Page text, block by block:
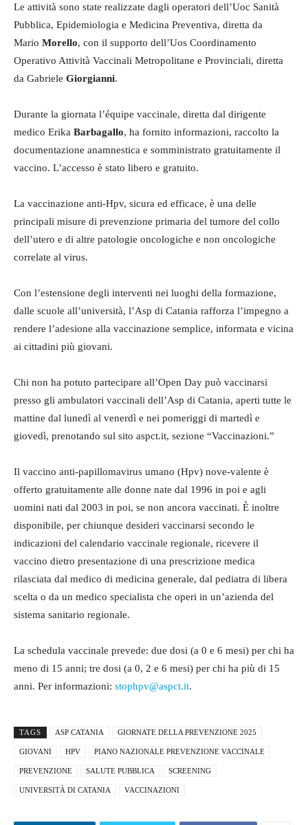
Le attività sono state realizzate dagli operatori dell’Uoc Sanità
Pubblica, Epidemiologia e Medicina Preventiva, diretta da
Mario Morello, con il supporto dell’Uos Coordinamento
Operativo Attività Vaccinali Metropolitane e Provinciali, diretta
da Gabriele Giorgianni.
Durante la giornata l’équipe vaccinale, diretta dal dirigente
medico Erika Barbagallo, ha fornito informazioni, raccolto la
documentazione anamnestica e somministrato gratuitamente il
vaccino. L’accesso è stato libero e gratuito.
La vaccinazione anti-Hpv, sicura ed efficace, è una delle
principali misure di prevenzione primaria del tumore del collo
dell’utero e di altre patologie oncologiche e non oncologiche
correlate al virus.
Con l’estensione degli interventi nei luoghi della formazione,
dalle scuole all’università, l’Asp di Catania rafforza l’impegno a
rendere l’adesione alla vaccinazione semplice, informata e vicina
ai cittadini più giovani.
Chi non ha potuto partecipare all’Open Day può vaccinarsi
presso gli ambulatori vaccinali dell’Asp di Catania, aperti tutte le
mattine dal lunedì al venerdì e nei pomeriggi di martedì e
giovedì, prenotando sul sito aspct.it, sezione “Vaccinazioni.”
Il vaccino anti-papillomavirus umano (Hpv) nove-valente è
offerto gratuitamente alle donne nate dal 1996 in poi e agli
uomini nati dal 2003 in poi, se non ancora vaccinati. È inoltre
disponibile, per chiunque desideri vaccinarsi secondo le
indicazioni del calendario vaccinale regionale, ricevere il
vaccino dietro presentazione di una prescrizione medica
rilasciata dal medico di medicina generale, dal pediatra di libera
scelta o da un medico specialista che operi in un’azienda del
sistema sanitario regionale.
La schedula vaccinale prevede: due dosi (a 0 e 6 mesi) per chi ha
meno di 15 anni; tre dosi (a 0, 2 e 6 mesi) per chi ha più di 15
anni. Per informazioni: stophpv@aspct.it.
TAGS ASP CATANIA GIORNATE DELLA PREVENZIONE 2025
GIOVANI HPV PIANO NAZIONALE PREVENZIONE VACCINALE
PREVENZIONE SALUTE PUBBLICA SCREENING
UNIVERSITÀ DI CATANIA VACCINAZIONI